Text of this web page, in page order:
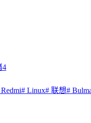
4
# Linux# 联想#